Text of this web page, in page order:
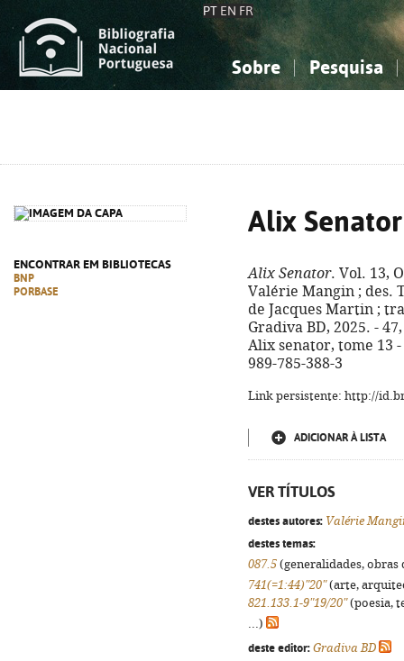
PT EN FR
Sobre Pesquisa
ENCONTRAR EM BIBLIOTECAS
BNP
PORBASE
Alix Senator
Alix Senator. Vol. 13,
Valérie Mangin ; des.
de Jacques Martin ;
Gradiva BD, 2025. -
Alix senator, tome 13
989-785-388-3
Link persistente: http://
ADICIONAR À LISTA
VER TÍTULOS
destes autores: Valérie
destes temas:
087.5 (generalidades,
741(=1:44)"20"(arte,
821.133.1-9"19/20"(poesia,
...)
deste editor: Gradiva BD